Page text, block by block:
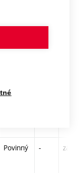
Povinný PZ
Povinný - zá,zk